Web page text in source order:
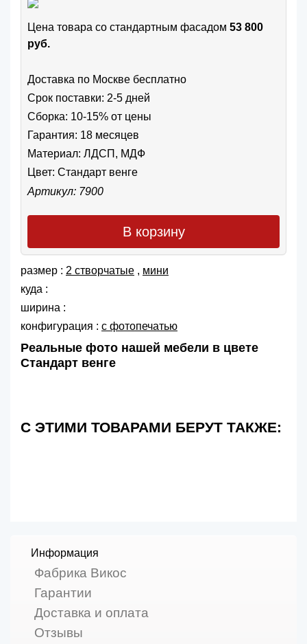
Цена товара cо стандартным фасадом 53 800
руб.
Доставка по Москве бесплатно
Срок поставки: 2-5 дней
Сборка: 10-15% от цены
Гарантия: 18 месяцев
Материал: ЛДСП, МДФ
Цвет: Стандарт венге
Артикул: 7900
В корзину
размер : 2 створчатые , мини
куда :
ширина :
конфигурация : с фотопечатью
Реальные фото нашей мебели в цвете
Стандарт венге
С ЭТИМИ ТОВАРАМИ БЕРУТ ТАКЖЕ:
Информация
Фабрика Викос
Гарантии
Доставка и оплата
Отзывы